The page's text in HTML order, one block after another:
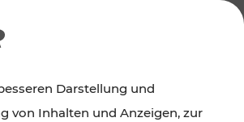
Darstellung und
von Inhalten und Anzeigen, zur